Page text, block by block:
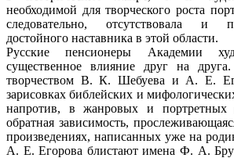
необходимой для творческого роста
следовательно, отсутствовала и
достойного наставника в этой области.
Русские пенсионеры Академии
существенное влияние друг на
творчеством В. К. Шебуева и А. Е.
зарисовках библейских и
напротив, в жанровых и портретных
обратная зависимость,
произведениях, написанных уже на
А. Е. Егорова блистают имена Ф. А.